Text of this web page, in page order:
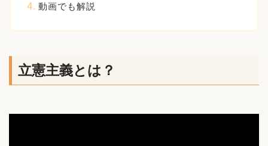
動画でも解説
立憲主義とは？